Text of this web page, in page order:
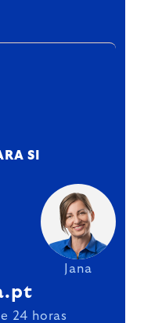
SI
Jana
24 horas